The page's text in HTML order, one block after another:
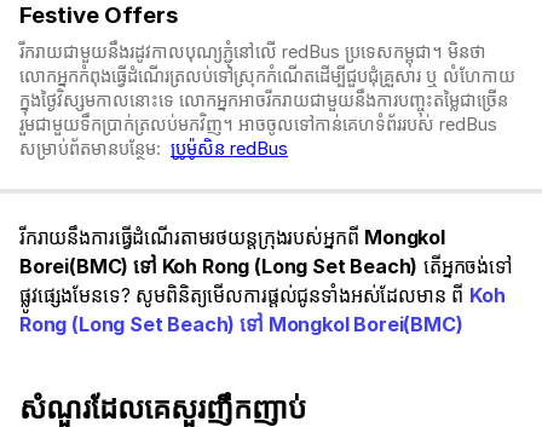
Festive Offers
រីករាយជាមួយនឹងរដូវកាលបុណ្យភ្ជុំ​នៅលើ redBus ប្រទេសកម្ពុជា។ មិនថា
លោកអ្នកកំពុងធ្វើដំណើរត្រលប់ទៅស្រុកកំណើតដើម្បីជួបជុំគ្រួសារ ឬ លំហែកាយ
ក្នុងថ្ងៃវិស្សមកាលនោះទេ លោកអ្នកអាចរីករាយជាមួយនឹងការបញ្ចុះតម្លៃជាច្រើន
រួមជាមួយទឹកប្រាក់ត្រលប់មកវិញ។ អាចចូលទៅកាន់គេហទំព័ររបស់ redBus
សម្រាប់ព័តមានបន្ថែម: ប្រូម៉ូសិន redBus
រីករាយនឹងការធ្វើដំណើរតាមរថយន្តក្រុងរបស់អ្នកពី Mongkol
Borei(BMC) ទៅ Koh Rong (Long Set Beach) តើអ្នកចង់ទៅ
ផ្លូវផ្សេងមែនទេ? សូមពិនិត្យមើលការផ្តល់ជូនទាំងអស់ដែលមាន ពី Koh
Rong (Long Set Beach) ទៅ Mongkol Borei(BMC)
សំណួរដែលគេសួរញឹកញាប់